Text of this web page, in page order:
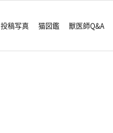
投稿写真 猫図鑑 獣医師Q&A